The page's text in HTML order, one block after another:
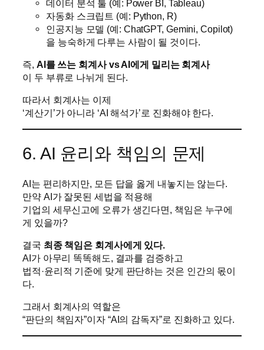
데이터 분석 툴 (예: Power BI, Tableau)
자동화 스크립트 (예: Python, R)
인공지능 모델 (예: ChatGPT, Gemini, Copilot)
을 능숙하게 다루는 사람이 될 것이다.
즉, AI를 쓰는 회계사 vs AI에게 밀리는 회계사
이 두 부류로 나뉘게 된다.
따라서 회계사는 이제
‘계산기’가 아니라 ‘AI 해석가’로 진화해야 한다.
6. AI 윤리와 책임의 문제
AI는 편리하지만, 모든 답을 옳게 내놓지는 않는다.
만약 AI가 잘못된 세법을 적용해
기업의 세무신고에 오류가 생긴다면, 책임은 누구에
게 있을까?
결국 최종 책임은 회계사에게 있다.
AI가 아무리 똑똑해도, 결과를 검증하고
법적·윤리적 기준에 맞게 판단하는 것은 인간의 몫이
다.
그래서 회계사의 역할은
“판단의 책임자”이자 “AI의 감독자”로 진화하고 있다.